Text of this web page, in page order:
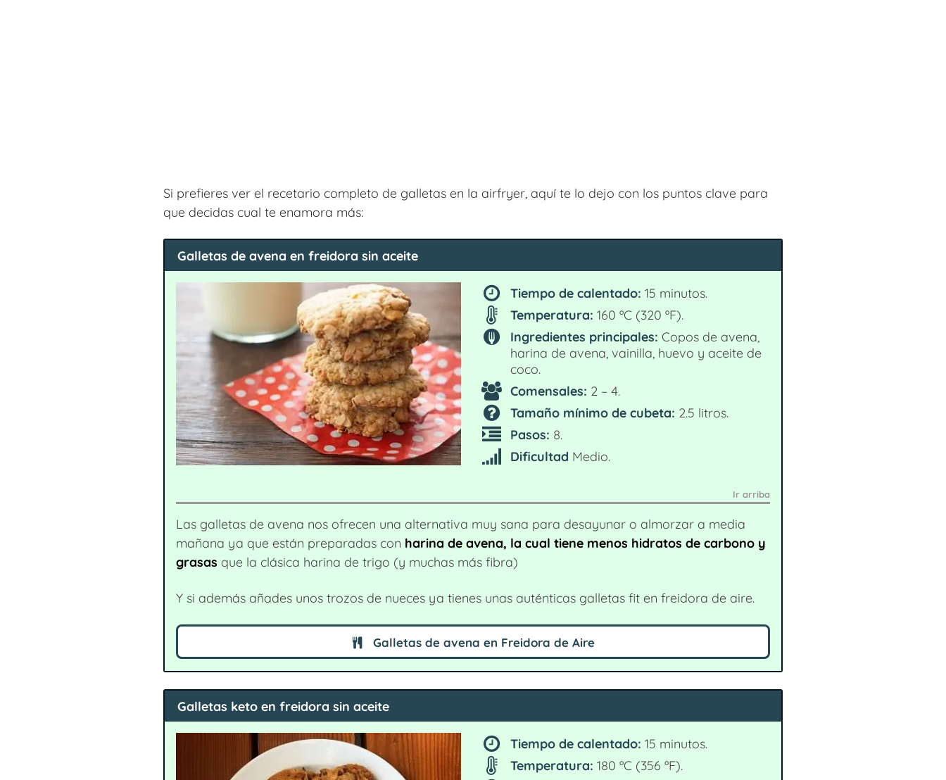
Si prefieres ver el recetario completo de galletas en la airfryer, aquí te lo dejo con los puntos clave para
que decidas cual te enamora más:
Galletas de avena en freidora sin aceite
Tiempo de calentado: 15 minutos.
Temperatura: 160 ºC (320 ºF).
Ingredientes principales: Copos de avena,
harina de avena, vainilla, huevo y aceite de
coco.
Comensales: 2 – 4.
Tamaño mínimo de cubeta: 2.5 litros.
Pasos: 8.
Dificultad Medio.
Ir arriba
Las galletas de avena nos ofrecen una alternativa muy sana para desayunar o almorzar a media
mañana ya que están preparadas con harina de avena, la cual tiene menos hidratos de carbono y
grasas que la clásica harina de trigo (y muchas más fibra)
Y si además añades unos trozos de nueces ya tienes unas auténticas galletas fit en freidora de aire.
Galletas de avena en Freidora de Aire
Galletas keto en freidora sin aceite
Tiempo de calentado: 15 minutos.
Temperatura: 180 ºC (356 ºF).